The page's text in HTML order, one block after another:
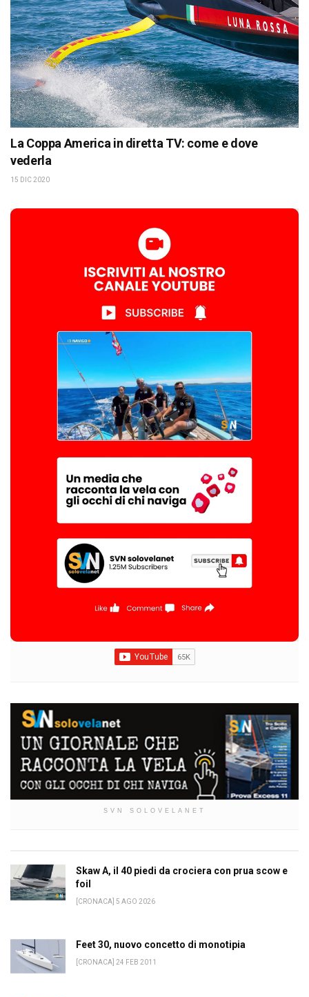
La Coppa America in diretta TV: come e dove
vederla
15 DIC 2020
SVN SOLOVELANET
Skaw A, il 40 piedi da crociera con prua scow e
foil
[CRONACA] 5 AGO 2026
Feet 30, nuovo concetto di monotipia
[CRONACA] 24 FEB 2011